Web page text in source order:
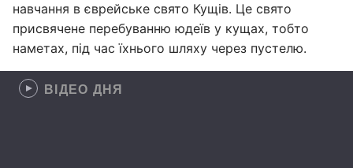
навчання в єврейське свято Кущів. Це свято
присвячене перебуванню юдеїв у кущах, тобто
наметах, під час їхнього шляху через пустелю.
ВІДЕО ДНЯ